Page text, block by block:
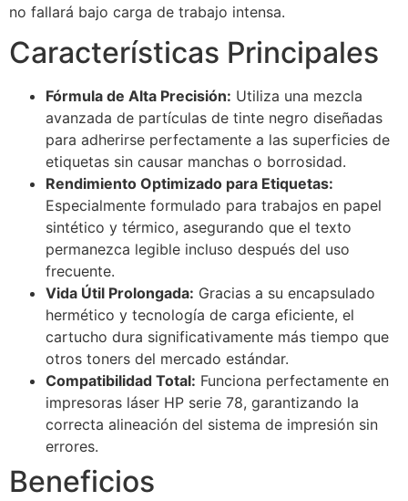
no fallará bajo carga de trabajo intensa.
Características Principales
Fórmula de Alta Precisión: Utiliza una mezcla
avanzada de partículas de tinte negro diseñadas
para adherirse perfectamente a las superficies de
etiquetas sin causar manchas o borrosidad.
Rendimiento Optimizado para Etiquetas:
Especialmente formulado para trabajos en papel
sintético y térmico, asegurando que el texto
permanezca legible incluso después del uso
frecuente.
Vida Útil Prolongada: Gracias a su encapsulado
hermético y tecnología de carga eficiente, el
cartucho dura significativamente más tiempo que
otros toners del mercado estándar.
Compatibilidad Total: Funciona perfectamente en
impresoras láser HP serie 78, garantizando la
correcta alineación del sistema de impresión sin
errores.
Beneficios